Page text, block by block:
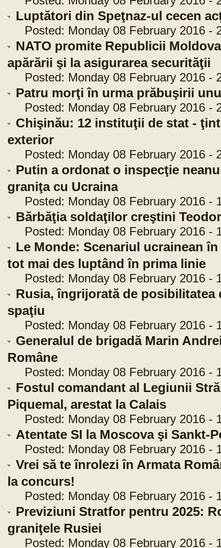
Luptători din Speţnaz-ul cecen
Posted: Monday 08 February 2016 -
NATO promite Republicii
apărării şi la asigurarea securităţii
Posted: Monday 08 February 2016 -
Patru morţi în urma prăbuşirii
Posted: Monday 08 February 2016 -
Chişinău: 12 instituţii de stat -
exterior
Posted: Monday 08 February 2016 -
Putin a ordonat o inspecţie
graniţa cu Ucraina
Posted: Monday 08 February 2016 -
Bărbăţia soldaţilor creştini
Posted: Monday 08 February 2016 -
Le Monde: Scenariul ucrainean
tot mai des luptând în prima linie
Posted: Monday 08 February 2016 -
Rusia, îngrijorată de posibilitatea
spaţiu
Posted: Monday 08 February 2016 -
Generalul de brigadă Marin
Române
Posted: Monday 08 February 2016 -
Fostul comandant al Legiunii
Piquemal, arestat la Calais
Posted: Monday 08 February 2016 -
Atentate SI la Moscova şi Sankt-
Posted: Monday 08 February 2016 -
Vrei să te înrolezi în Armata
la concurs!
Posted: Monday 08 February 2016 -
Previziuni Stratfor pentru 2025:
graniţele Rusiei
Posted: Monday 08 February 2016 -